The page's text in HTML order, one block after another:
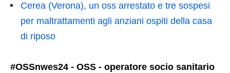
Cerea (Verona), un oss arrestato e tre sospesi
per maltrattamenti agli anziani ospiti della casa
di riposo
#OSSnwes24 - OSS - operatore socio sanitario